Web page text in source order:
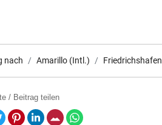
nach Amarillo (Intl.) Friedrichshafen
/ Beitrag teilen
TwitterPinterestLinkedInE-Mail